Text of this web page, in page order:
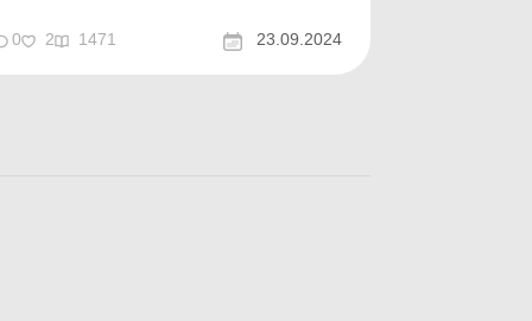
0 2 1471 23.09.2024